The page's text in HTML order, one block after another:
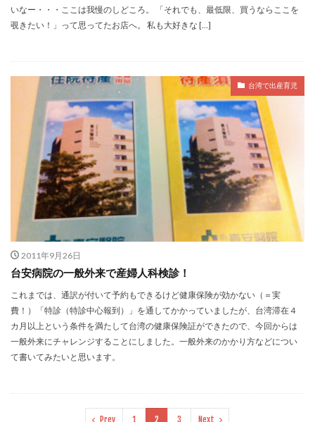
いなー・・・ここは我慢のしどころ。 「それでも、最低限、買うならここを
覗きたい！」って思ってたお店へ。 私も大好きな […]
台湾で出産育児
2011年9月26日
台安病院の一般外来で産婦人科検診！
これまでは、通訳が付いて予約もできるけど健康保険が効かない（＝実
費！）「特診（特診中心報到）」を通してかかっていましたが、台湾滞在４
カ月以上という条件を満たして台湾の健康保険証ができたので、今回からは
一般外来にチャレンジすることにしました。一般外来のかかり方などについ
て書いてみたいと思います。
Prev 1 2 3 Next